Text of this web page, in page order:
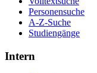
Personensuche
A-Z-Suche
Studiengänge
Intern